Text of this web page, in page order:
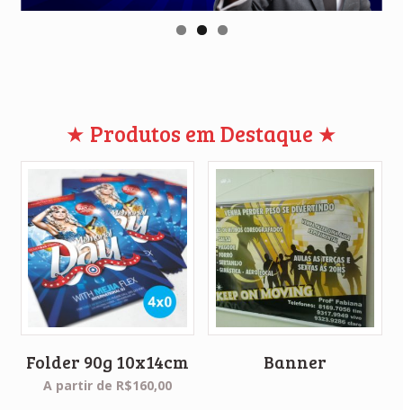
★ Produtos em Destaque ★
Folder 90g 10x14cm
A partir de R$160,00
Banner